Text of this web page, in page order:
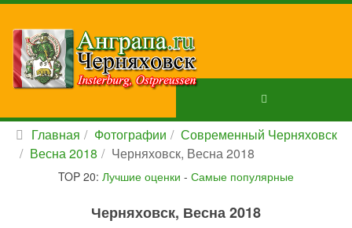
Главная Фотографии
Современный Черняховск
Весна 2018
Черняховск, Весна 2018
TOP 20: Лучшие оценки - Самые популярные
Черняховск, Весна 2018